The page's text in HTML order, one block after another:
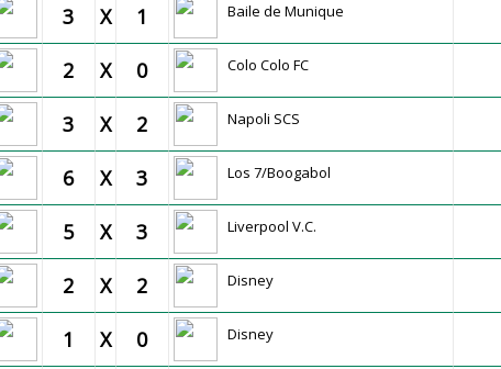
3 X 1 Baile de Munique
2 X 0 Colo Colo FC
3 X 2 Napoli SCS
6 X 3 Los 7/Boogabol
5 X 3 Liverpool V.C.
2 X 2 Disney
1 X 0 Disney